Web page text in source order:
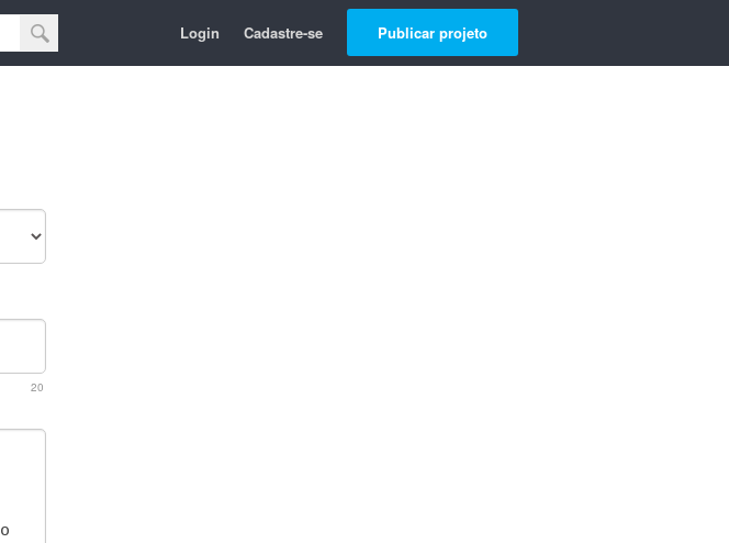
Login Cadastre-se Publicar projeto
20